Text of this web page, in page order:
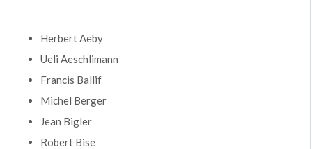
Herbert Aeby
Ueli Aeschlimann
Francis Ballif
Michel Berger
Jean Bigler
Robert Bise